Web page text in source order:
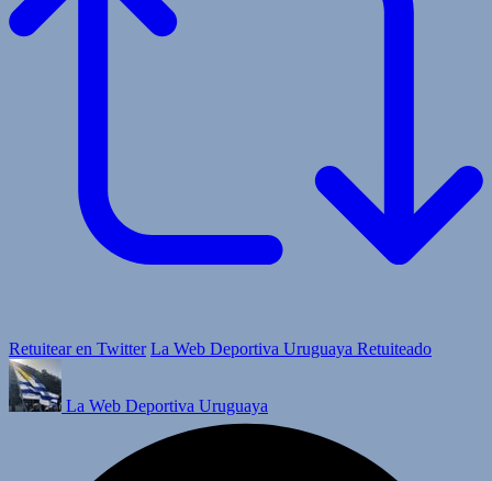
Retuitear en Twitter La Web Deportiva Uruguaya Retuiteado
La Web Deportiva Uruguaya